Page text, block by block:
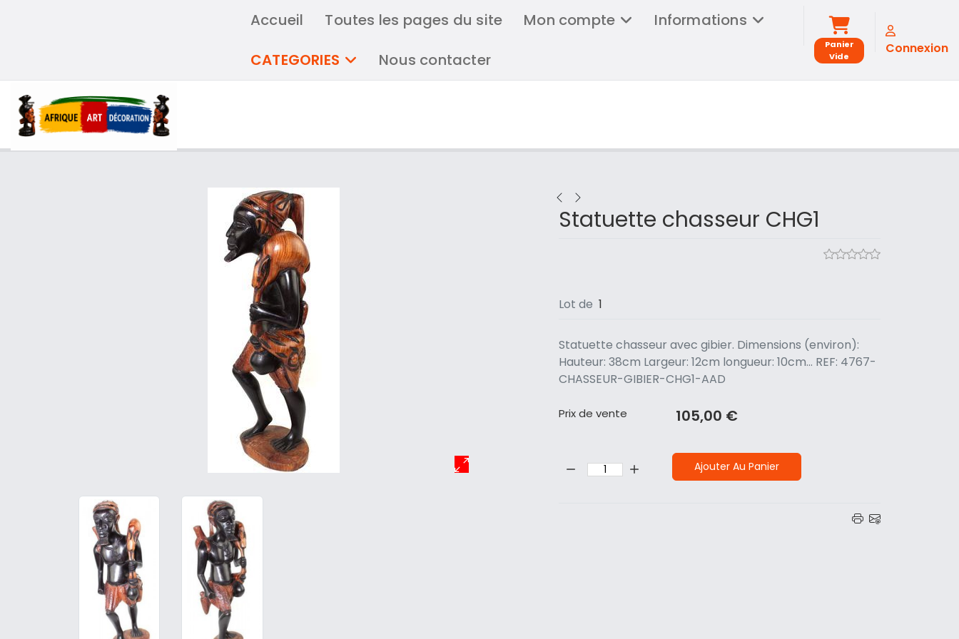
Accueil Toutes les pages du site Mon compte
Informations
CATEGORIES
Nous contacter
Panier
Vide
Connexion
Statuette chasseur CHG1
Lot de 1
Statuette chasseur avec gibier. Dimensions (environ):
Hauteur: 38cm Largeur: 12cm longueur: 10cm... REF: 4767-
CHASSEUR-GIBIER-CHG1-AAD
Prix ​​de vente 105,00 €
Quantité: Ajouter Au Panier